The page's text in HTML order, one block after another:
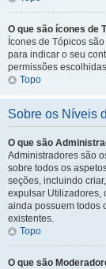
O que são ícones de
Ícones de Tópicos
para indicar o seu
permissões
Topo
Sobre os Níveis
O que são
Administradores são
sobre todos os
seções, incluindo
expulsar Utilizadores,
ainda possuem todos
existentes.
Topo
O que são